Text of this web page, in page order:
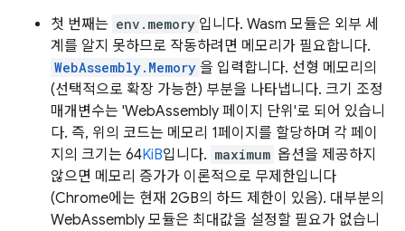
첫 번째는 env.memory 입니다. Wasm 모듈은 외부 세
계를 알지 못하므로 작동하려면 메모리가 필요합니다.
WebAssembly.Memory 을 입력합니다. 선형 메모리의
(선택적으로 확장 가능한) 부분을 나타냅니다. 크기 조정
매개변수는 'WebAssembly 페이지 단위'로 되어 있습니
다. 즉, 위의 코드는 메모리 1페이지를 할당하며 각 페이
지의 크기는 64KiB입니다. maximum 옵션을 제공하지
않으면 메모리 증가가 이론적으로 무제한입니다
(Chrome에는 현재 2GB의 하드 제한이 있음). 대부분의
WebAssembly 모듈은 최대값을 설정할 필요가 없습니